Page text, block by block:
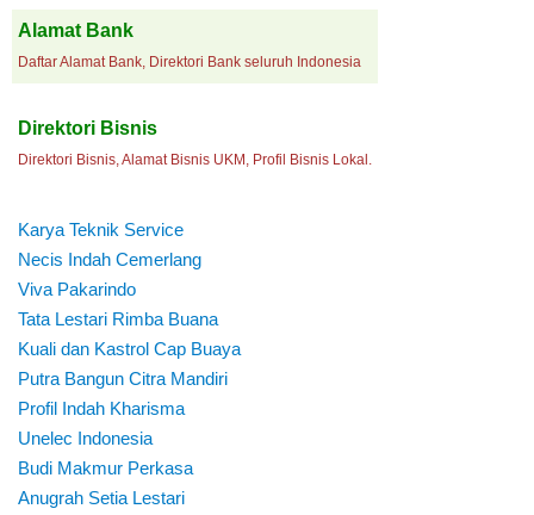
Alamat Bank
Daftar Alamat Bank, Direktori Bank seluruh Indonesia
Direktori Bisnis
Direktori Bisnis, Alamat Bisnis UKM, Profil Bisnis Lokal.
Karya Teknik Service
Necis Indah Cemerlang
Viva Pakarindo
Tata Lestari Rimba Buana
Kuali dan Kastrol Cap Buaya
Putra Bangun Citra Mandiri
Profil Indah Kharisma
Unelec Indonesia
Budi Makmur Perkasa
Anugrah Setia Lestari